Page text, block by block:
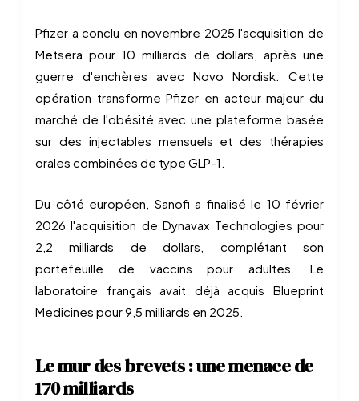
Pfizer a conclu en novembre 2025 l'acquisition de
Metsera pour 10 milliards de dollars, après une
guerre d'enchères avec Novo Nordisk. Cette
opération transforme Pfizer en acteur majeur du
marché de l'obésité avec une plateforme basée
sur des injectables mensuels et des thérapies
orales combinées de type GLP-1.
Du côté européen, Sanofi a finalisé le 10 février
2026 l'acquisition de Dynavax Technologies pour
2,2 milliards de dollars, complétant son
portefeuille de vaccins pour adultes. Le
laboratoire français avait déjà acquis Blueprint
Medicines pour 9,5 milliards en 2025.
Le mur des brevets : une menace de
170 milliards